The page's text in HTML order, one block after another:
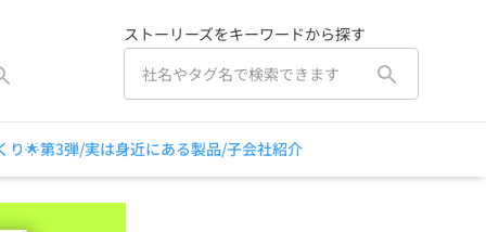
ストーリーズをキーワードから探す
り🌟第3弾/実は身近にある製品/子会社紹介